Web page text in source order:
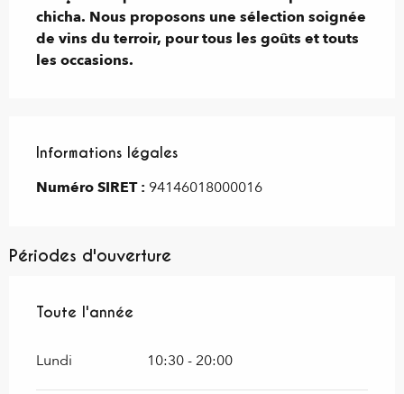
chicha. Nous proposons une sélection soignée
de vins du terroir, pour tous les goûts et touts
les occasions.
Informations légales
Informations légales
Numéro SIRET : 94146018000016
Périodes d'ouverture
Toute l'année
Toute l'année
Lundi 10:30 - 20:00